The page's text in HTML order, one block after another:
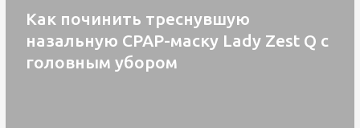
Как починить треснувшую
назальную CPAP-маску Lady Zest Q с
головным убором